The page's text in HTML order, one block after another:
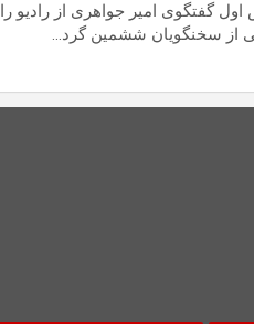
گفتگوی امیر جواهری از رادیو
از سخنگویان ششمین گرد…